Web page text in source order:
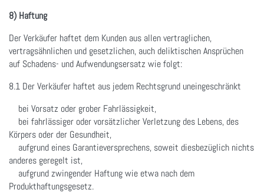
8) Haftung
Der Verkäufer haftet dem Kunden aus allen vertraglichen,
vertragsähnlichen und gesetzlichen, auch deliktischen Ansprüchen
auf Schadens- und Aufwendungsersatz wie folgt:
8.1 Der Verkäufer haftet aus jedem Rechtsgrund uneingeschränkt
bei Vorsatz oder grober Fahrlässigkeit,
bei fahrlässiger oder vorsätzlicher Verletzung des Lebens, des
Körpers oder der Gesundheit,
aufgrund eines Garantieversprechens, soweit diesbezüglich nichts
anderes geregelt ist,
aufgrund zwingender Haftung wie etwa nach dem
Produkthaftungsgesetz.